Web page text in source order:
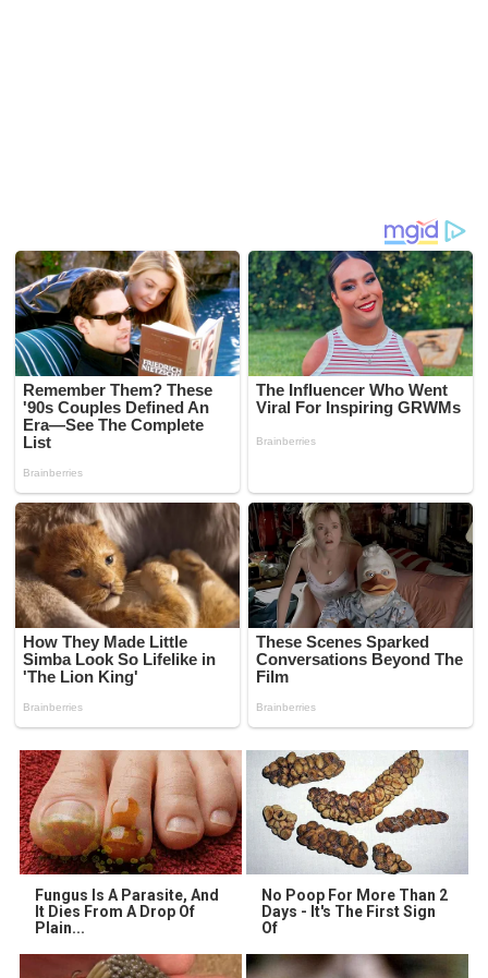
Fungus Is A Parasite, And
It Dies From A Drop Of
Plain...
No Poop For More Than 2
Days - It's The First Sign
Of